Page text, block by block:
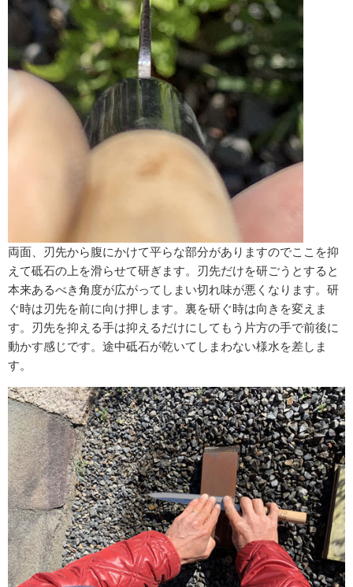
両面、刃先から腹にかけて平らな部分がありますのでここを抑
えて砥石の上を滑らせて研ぎます。刃先だけを研ごうとすると
本来あるべき角度が広がってしまい切れ味が悪くなります。研
ぐ時は刃先を前に向け押します。裏を研ぐ時は向きを変えま
す。刃先を抑える手は抑えるだけにしてもう片方の手で前後に
動かす感じです。途中砥石が乾いてしまわない様水を差しま
す。